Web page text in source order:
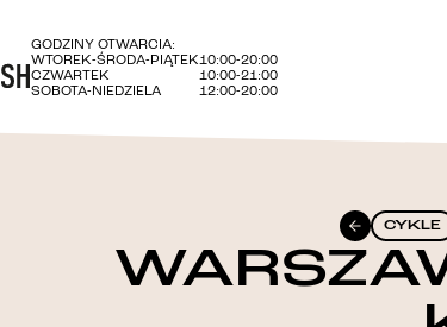
GODZINY OTWARCIA:
WTOREK-ŚRODA-PIĄTEK10:00-20:00
CZWARTEK
10:00-21:00
SOBOTA-NIEDZIELA
12:00-20:00
CYKLE